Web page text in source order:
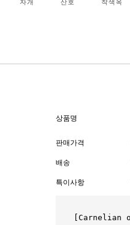
자개 산호 착색옥
상품명
판매가격
배송
특이사항